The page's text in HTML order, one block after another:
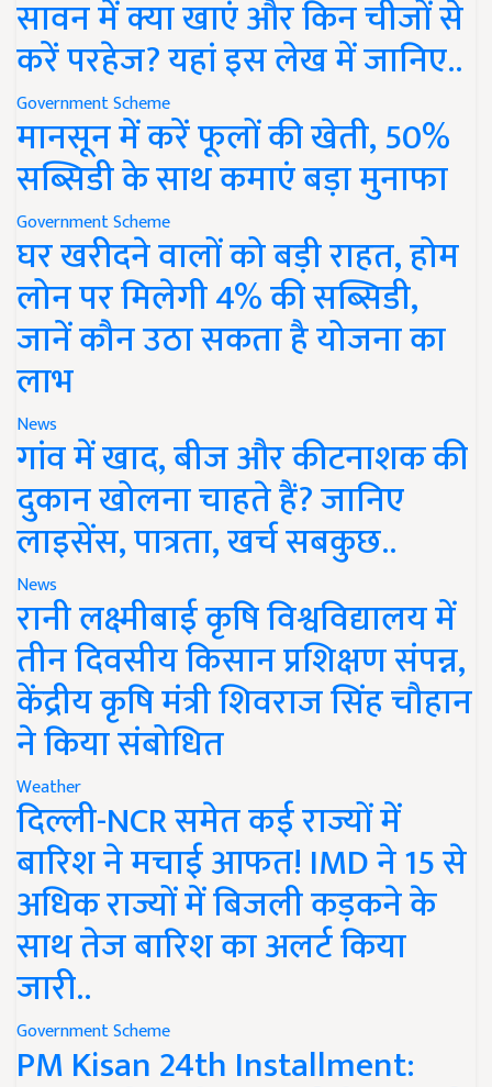
सावन में क्या खाएं और किन चीजों से
करें परहेज? यहां इस लेख में जानिए..
Government Scheme
मानसून में करें फूलों की खेती, 50%
सब्सिडी के साथ कमाएं बड़ा मुनाफा
Government Scheme
घर खरीदने वालों को बड़ी राहत, होम
लोन पर मिलेगी 4% की सब्सिडी,
जानें कौन उठा सकता है योजना का
लाभ
News
गांव में खाद, बीज और कीटनाशक की
दुकान खोलना चाहते हैं? जानिए
लाइसेंस, पात्रता, खर्च सबकुछ..
News
रानी लक्ष्मीबाई कृषि विश्वविद्यालय में
तीन दिवसीय किसान प्रशिक्षण संपन्न,
केंद्रीय कृषि मंत्री शिवराज सिंह चौहान
ने किया संबोधित
Weather
दिल्ली-NCR समेत कई राज्यों में
बारिश ने मचाई आफत! IMD ने 15 से
अधिक राज्यों में बिजली कड़कने के
साथ तेज बारिश का अलर्ट किया
जारी..
Government Scheme
PM Kisan 24th Installment: